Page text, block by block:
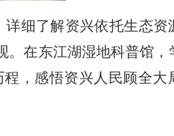
细了解资兴依托生态资
。在东江湖湿地科普馆，
，感悟资兴人民顾全大